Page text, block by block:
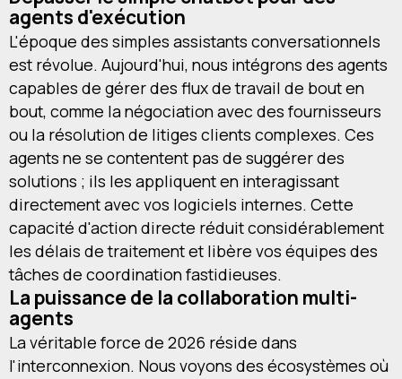
agents d'exécution
L'époque des simples assistants conversationnels
est révolue. Aujourd'hui, nous intégrons des agents
capables de gérer des flux de travail de bout en
bout, comme la négociation avec des fournisseurs
ou la résolution de litiges clients complexes. Ces
agents ne se contentent pas de suggérer des
solutions ; ils les appliquent en interagissant
directement avec vos logiciels internes. Cette
capacité d'action directe réduit considérablement
les délais de traitement et libère vos équipes des
tâches de coordination fastidieuses.
La puissance de la collaboration multi-
agents
La véritable force de 2026 réside dans
l'interconnexion. Nous voyons des écosystèmes où